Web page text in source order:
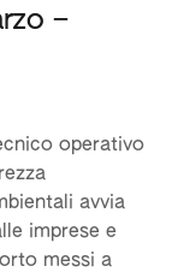
–
operativo
avvia
imprese e
messi a